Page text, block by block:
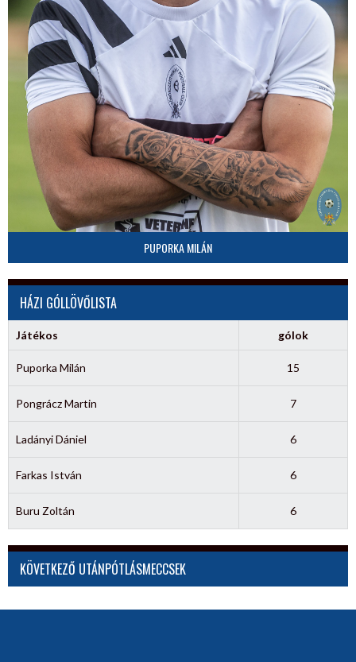
PUPORKA MILÁN
HÁZI GÓLLÖVŐLISTA
Játékos gólok
Puporka Milán 15
Pongrácz Martin 7
Ladányi Dániel 6
Farkas István 6
Buru Zoltán 6
KÖVETKEZŐ UTÁNPÓTLÁSMECCSEK